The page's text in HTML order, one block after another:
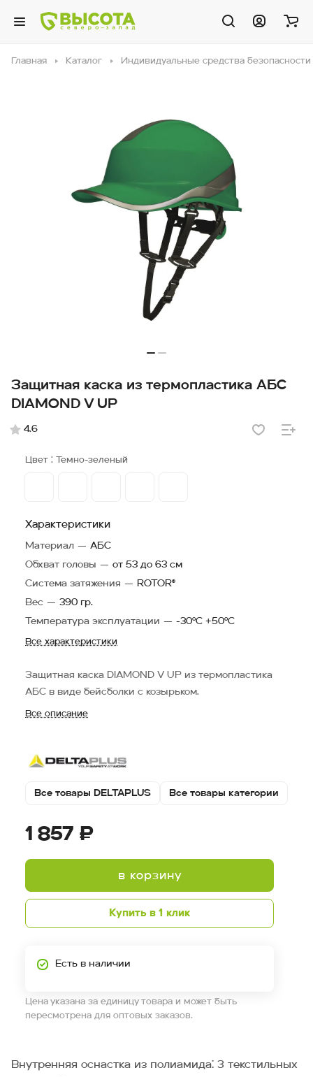
Главная Каталог Индивидуальные средства безопасности
Защитная каска из термопластика АБС
DIAMOND V UP
4.6
Цвет : Темно-зеленый
Характеристики
Материал — АБС
Обхват головы — от 53 до 63 см
Система затяжения — ROTOR®
Вес — 390 гр.
Температура эксплуатации — -30°C +50°C
Все характеристики
Защитная каска DIAMOND V UP из термопластика
АБС в виде бейсболки с козырьком.
Все описание
Все товары DELTAPLUS Все товары категории
1 857 ₽
в корзину
Купить в 1 клик
Есть в наличии
Цена указана за единицу товара и может быть
пересмотрена для оптовых заказов.
Внутренняя оснастка из полиамида: 3 текстильных